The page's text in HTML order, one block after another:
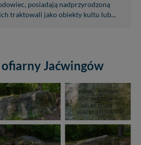
posiadają nadprzyrodzoną
traktowali jako obiekty kultu lub...
Jaćwingów